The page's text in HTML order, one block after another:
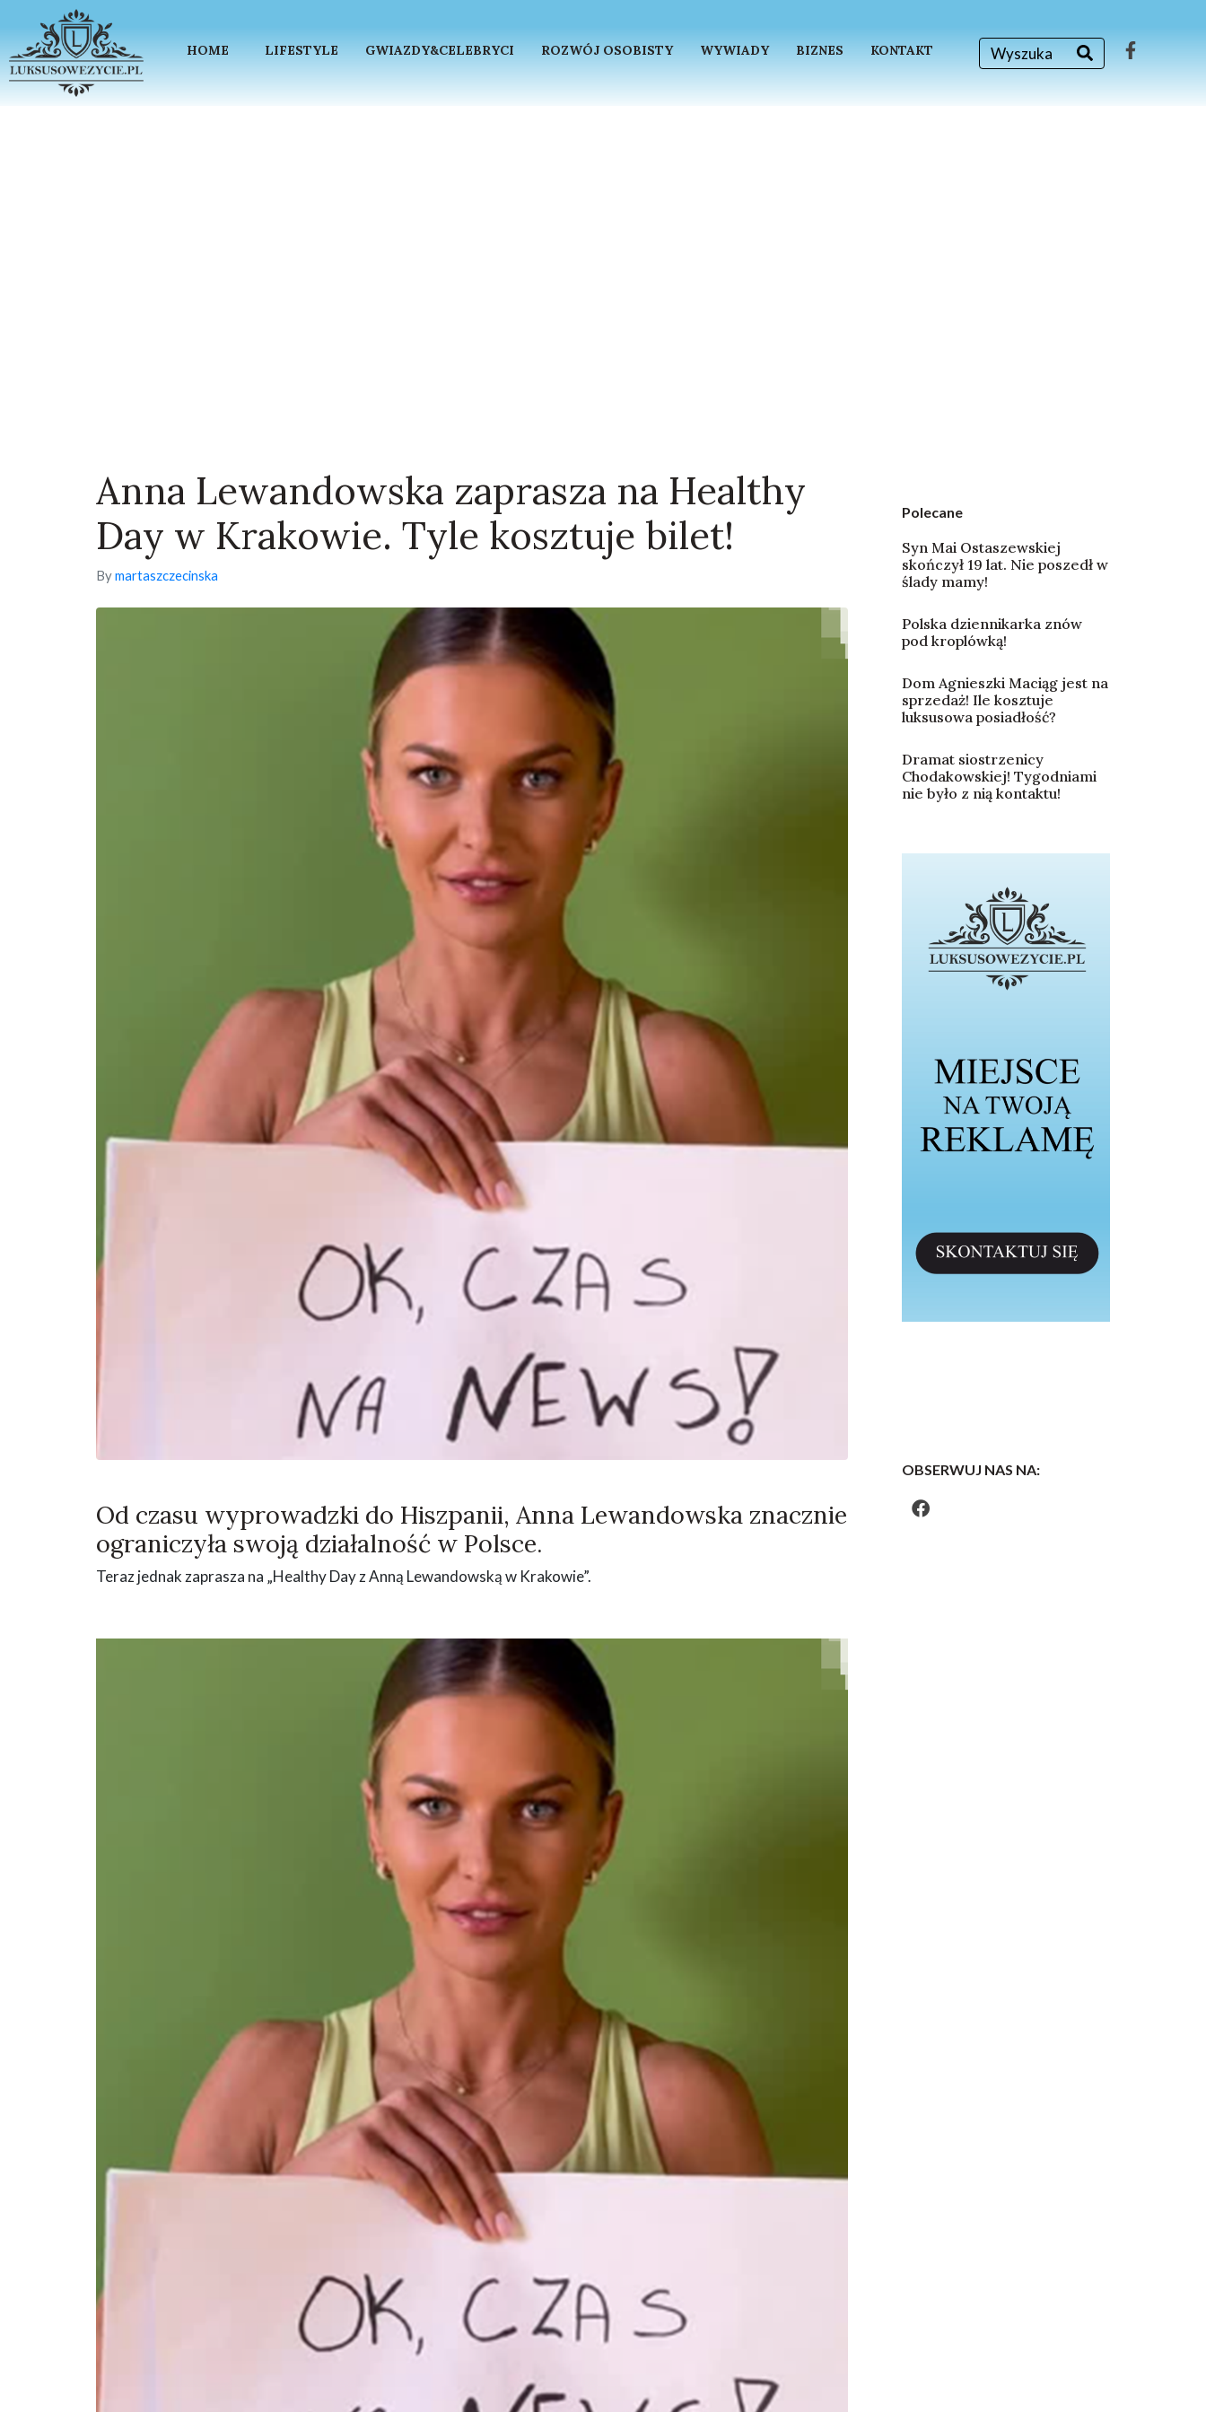
HOME LIFESTYLE GWIAZDY&CELEBRYCI ROZWÓJ OSOBISTY WYWIADY BIZNES KONTAKT
Anna Lewandowska zaprasza na Healthy
Day w Krakowie. Tyle kosztuje bilet!
Bymartaszczecinska
Od czasu wyprowadzki do Hiszpanii, Anna Lewandowska znacznie
ograniczyła swoją działalność w Polsce.
Teraz jednak zaprasza na „Healthy Day z Anną Lewandowską w Krakowie”.
Polecane
Syn Mai Ostaszewskiej
skończył 19 lat. Nie poszedł w
ślady mamy!
Polska dziennikarka znów
pod kroplówką!
Dom Agnieszki Maciąg jest na
sprzedaż! Ile kosztuje
luksusowa posiadłość?
Dramat siostrzenicy
Chodakowskiej! Tygodniami
nie było z nią kontaktu!
OBSERWUJ NAS NA: